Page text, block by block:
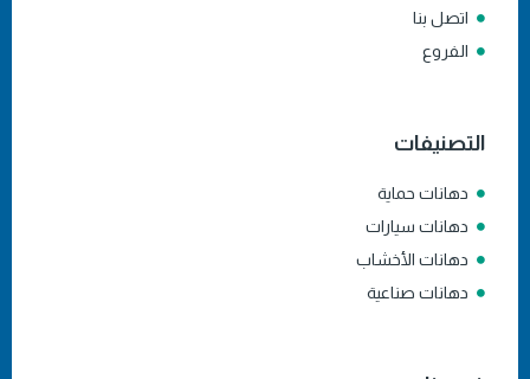
اتصل بنا
الفروع
التصنيفات
دهانات حماية
دهانات سيارات
دهانات الأخشاب
دهانات صناعية